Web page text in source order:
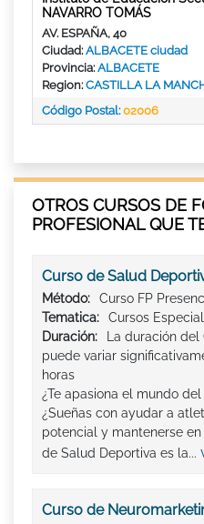
NAVARRO TOMÁS
AV. ESPAÑA, 40
Ciudad:ALBACETE ciudad
Provincia:ALBACETE
Region:CASTILLA LA
Código Postal:02006
OTROS CURSOS DE
PROFESIONAL QUE
Curso de Salud
Método:
Curso FP
Tematica:
Cursos
Duración:
La duración del
puede variar
horas
¿Te apasiona el mundo
¿Sueñas con ayudar a
potencial y mantenerse
de Salud Deportiva es la...
Curso de